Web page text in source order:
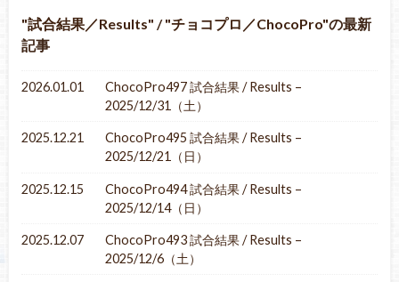
試合結果／Results / チョコプロ／ChocoPro の最新
記事
2026.01.01
ChocoPro497 試合結果 / Results –
2025/12/31（土）
2025.12.21
ChocoPro495 試合結果 / Results –
2025/12/21（日）
2025.12.15
ChocoPro494 試合結果 / Results –
2025/12/14（日）
2025.12.07
ChocoPro493 試合結果 / Results –
2025/12/6（土）